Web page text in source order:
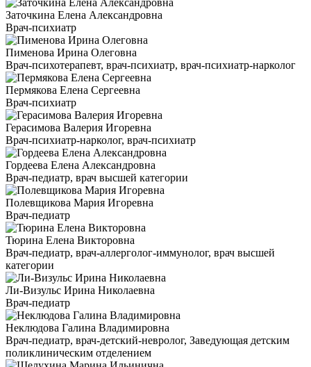
Заточкина Елена Александровна
Врач-психиатр
Пименова Ирина Олеговна
Врач-психотерапевт, врач-психиатр, врач-психиатр-нарколог
Пермякова Елена Сергеевна
Врач-психиатр
Герасимова Валерия Игоревна
Врач-психиатр-нарколог, врач-психиатр
Гордеева Елена Александровна
Врач-педиатр, врач высшей категории
Полевщикова Мария Игоревна
Врач-педиатр
Тюрина Елена Викторовна
Врач-педиатр, врач-аллерголог-иммунолог, врач высшей
категории
Ли-Визульс Ирина Николаевна
Врач-педиатр
Неклюдова Галина Владимировна
Врач-педиатр, врач-детский-невролог, Заведующая детским
поликлиническим отделением